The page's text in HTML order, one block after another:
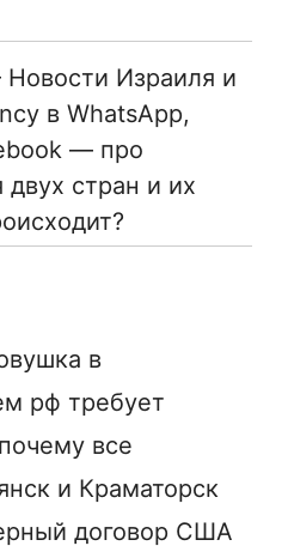
Новости Израиля и
в WhatsApp,
— про
стран и их
в
рф требует
все
и Краматорск
договор США